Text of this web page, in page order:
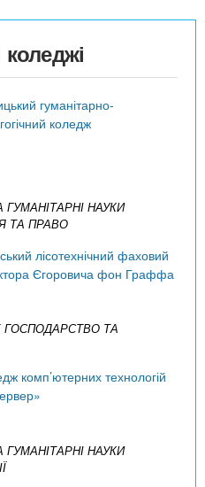
гуманітарно-
коледж
НАУКИ
ТА ПРАВО
лісотехнічний фаховий
Єгоровича фон Граффа
ГОСПОДАРСТВО ТА
комп’ютерних технологій
НАУКИ